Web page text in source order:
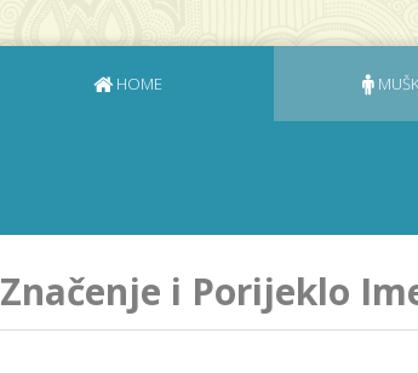
HOME
Značenje i Porijeklo